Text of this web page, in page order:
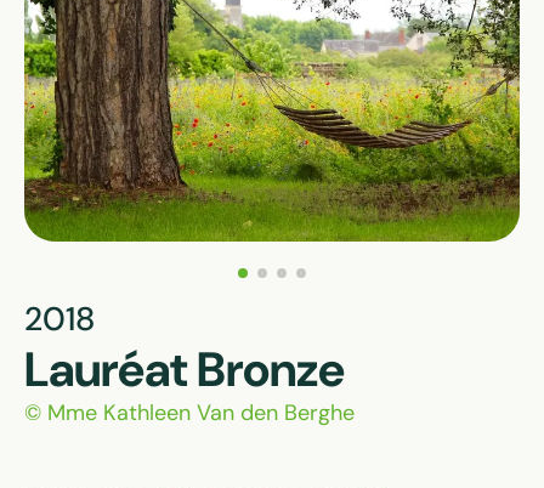
2018
Lauréat Bronze
© Mme Kathleen Van den Berghe